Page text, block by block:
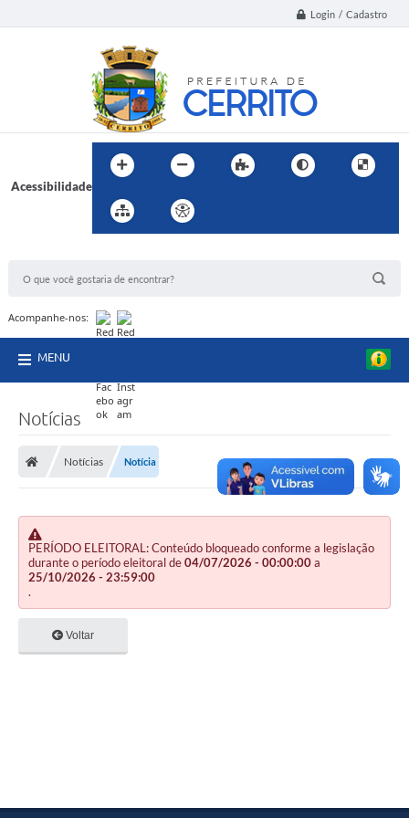
Login / Cadastro
Acessibilidade
Acompanhe-nos:
MENU
Notícias
Notícias Notícia
PERÍODO ELEITORAL: Conteúdo bloqueado conforme a legislação
durante o período eleitoral de04/07/2026 - 00:00:00a
25/10/2026 - 23:59:00
.
Voltar